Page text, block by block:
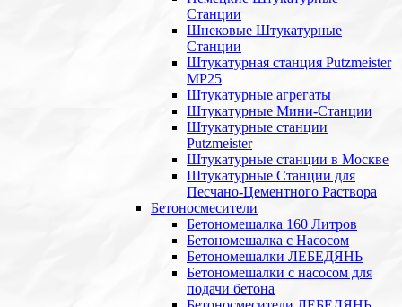
Станции
Шнековые Штукатурные
Станции
Штукатурная станция Putzmeister
MP25
Штукатурные агрегаты
Штукатурные Мини-Станции
Штукатурные станции
Putzmeister
Штукатурные станции в Москве
Штукатурные Станции для
Песчано-Цементного Раствора
Бетоносмесители
Бетономешалка 160 Литров
Бетономешалка с Насосом
Бетономешалки ЛЕБЕДЯНЬ
Бетономешалки с насосом для
подачи бетона